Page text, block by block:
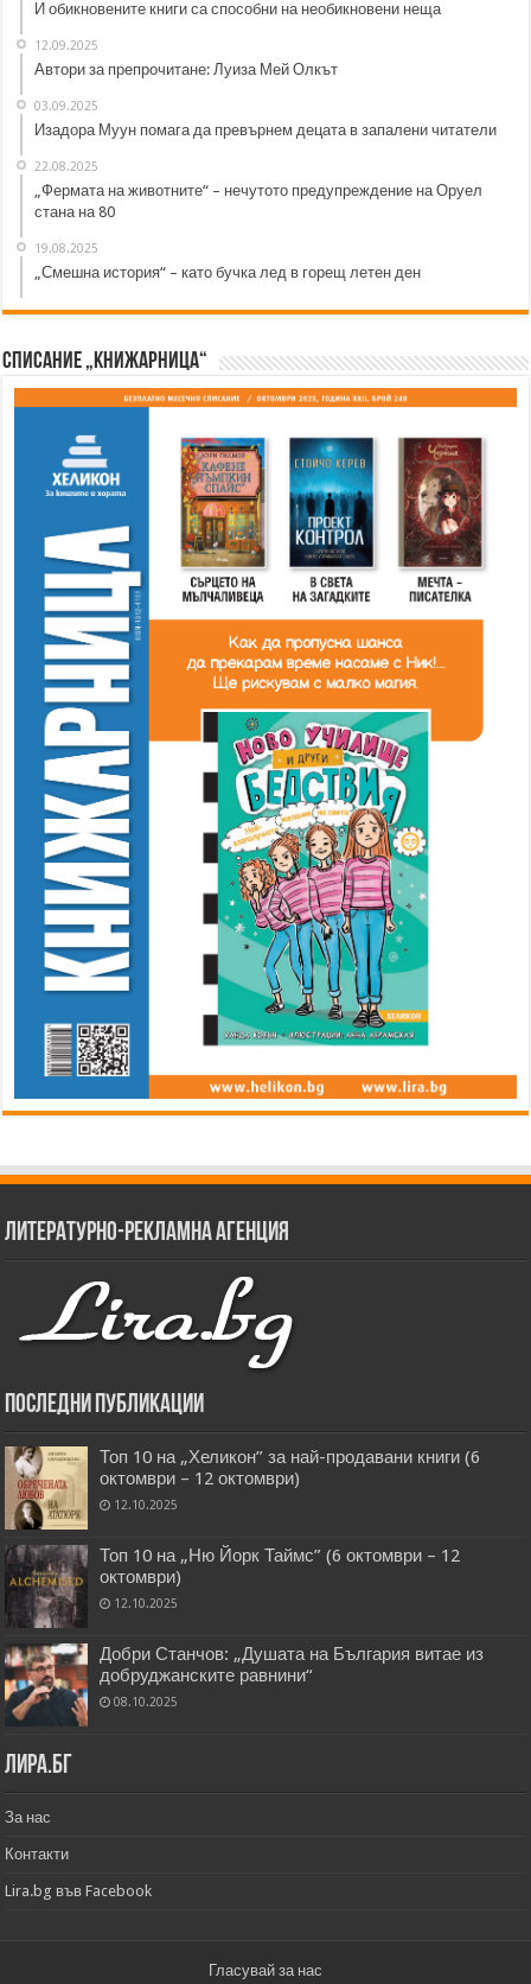
И обикновените книги са способни на необикновени неща
12.09.2025
Автори за препрочитане: Луиза Мей Олкът
03.09.2025
Изадора Муун помага да превърнем децата в запалени читатели
22.08.2025
„Фермата на животните“ – нечутото предупреждение на Оруел
стана на 80
19.08.2025
„Смешна история“ – като бучка лед в горещ летен ден
Списание „Книжарница“
Литературно-рекламна агенция
Последни публикации
Топ 10 на „Хеликон” за най-продавани книги (6
октомври – 12 октомври)
12.10.2025
Топ 10 на „Ню Йорк Таймс” (6 октомври – 12
октомври)
12.10.2025
Добри Станчов: „Душата на България витае из
добруджанските равнини“
08.10.2025
Лира.бг
За нас
Контакти
Lira.bg във Facebook
Гласувай за нас